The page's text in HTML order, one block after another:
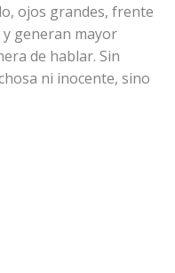
ojos grandes, frente
y generan mayor
de hablar. Sin
ni inocente, sino